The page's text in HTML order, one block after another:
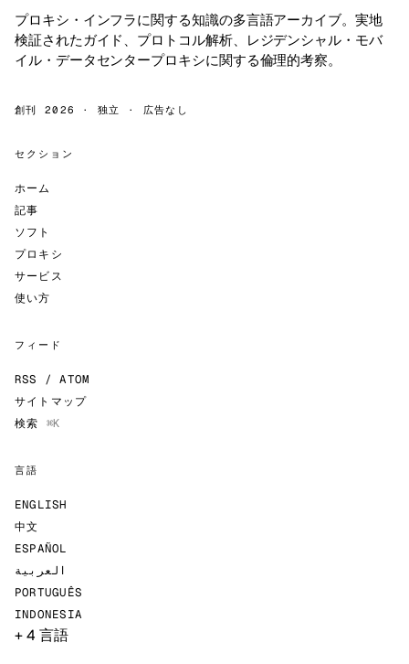
プロキシ・インフラに関する知識の多言語アーカイブ。実地
検証されたガイド、プロトコル解析、レジデンシャル・モバ
イル・データセンタープロキシに関する倫理的考察。
創刊 2026 · 独立 · 広告なし
セクション
ホーム
記事
ソフト
プロキシ
サービス
使い方
フィード
RSS / ATOM
サイトマップ
検索 ⌘K
言語
ENGLISH
中文
ESPAÑOL
العربية
PORTUGUÊS
INDONESIA
+ 4 言語